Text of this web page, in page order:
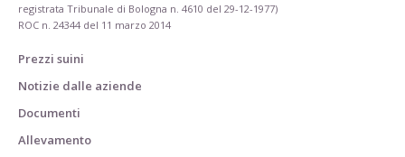
registrata Tribunale di Bologna n. 4610 del 29-12-1977)
ROC n. 24344 del 11 marzo 2014
Prezzi suini
Notizie dalle aziende
Documenti
Allevamento